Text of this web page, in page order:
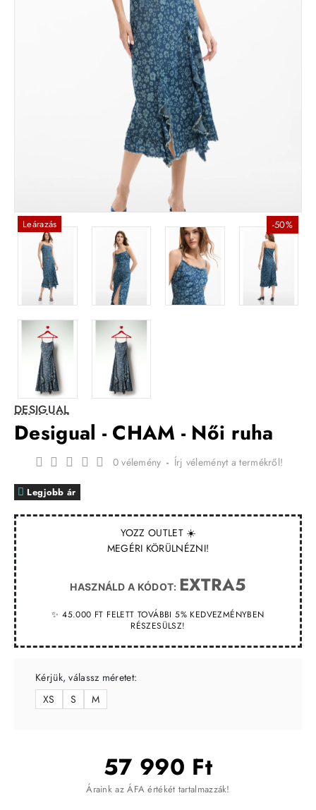
Leárazás -50%
DESIGUAL
Desigual - CHAM - Női ruha
YOZZ OUTLET ☀️
MEGÉRI KÖRÜLNÉZNI!
HASZNÁLD A KÓDOT: EXTRA5
✨ 45.000 FT FELETT TOVÁBBI 5% KEDVEZMÉNYBEN
RÉSZESÜLSZ!
Legjobb ár
0 vélemény - Írj véleményt a termékről!
57 990 Ft
Áraink az ÁFA értékét tartalmazzák!
Kérjük, válassz méretet:
XS
S M